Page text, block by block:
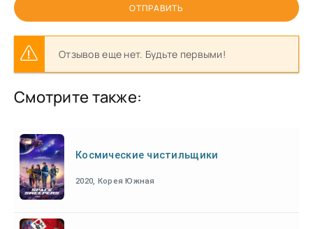
ОТПРАВИТЬ
Отзывов еще нет. Будьте первыми!
Смотрите также:
Космические чистильщики
2020, Корея Южная